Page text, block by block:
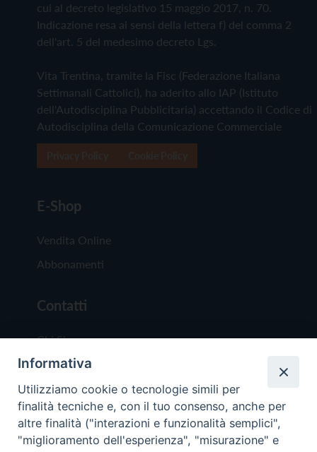
cui al decreto legislativo 15 maggio 2017, n. 70.
Indicazione resa ai sensi della lettera f) del comma 2
dell'art. 5 del medesimo decreto Lgs.
Vita Trentina, tramite la Fisc (Federazione Italiana
Settimanali Cattolici), ha aderito allo IAP (Istituto
dell'Autodisciplina Pubblicitaria) accettando il Codice di
Autodisciplina della Comunicazione Commerciale
E-Shop
Vendita Online
Abbonamenti
Contatti
Chi Siamo
Redazione
Scrivici
Informativa
Utilizziamo cookie o tecnologie simili per
finalità tecniche e, con il tuo consenso, anche per
altre finalità ("interazioni e funzionalità semplici",
"miglioramento dell'esperienza", "misurazione" e